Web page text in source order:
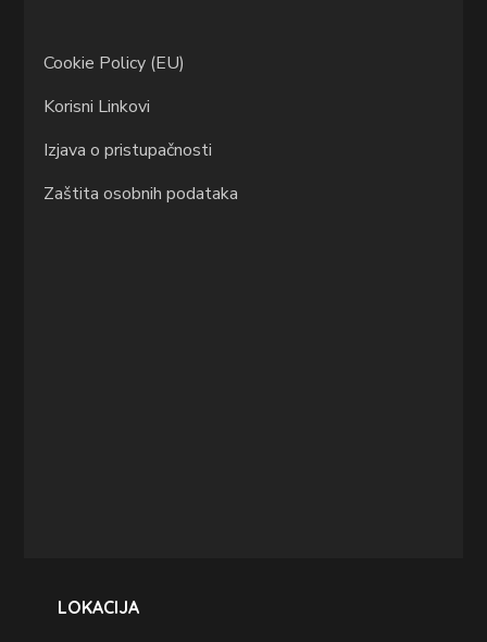
Cookie Policy (EU)
Korisni Linkovi
Izjava o pristupačnosti
Zaštita osobnih podataka
LOKACIJA